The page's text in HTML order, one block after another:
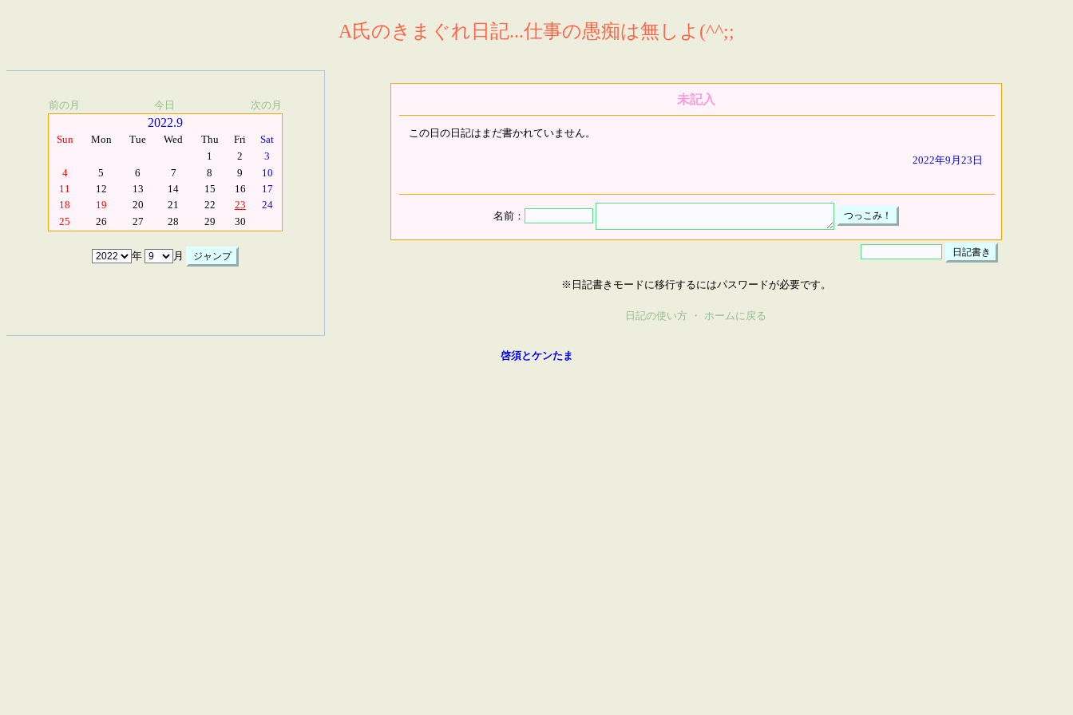
A氏のきまぐれ日記...仕事の愚痴は無しよ(^^;;
前の月 今日 次の月
2022.9
Sun Mon Tue Wed Thu Fri
Sat
1
2
3
4
5 6 7 8 9
10
11
12 13 14 15 16
17
18
19 20 21 22 23
24
25
26 27 28 29 30
年 月
未記入
この日の日記はまだ書かれていません。
2022年9月23日
名前：
※日記書きモードに移行するにはパスワードが必要です。
日記の使い方 ・ ホームに戻る
啓須とケンたま